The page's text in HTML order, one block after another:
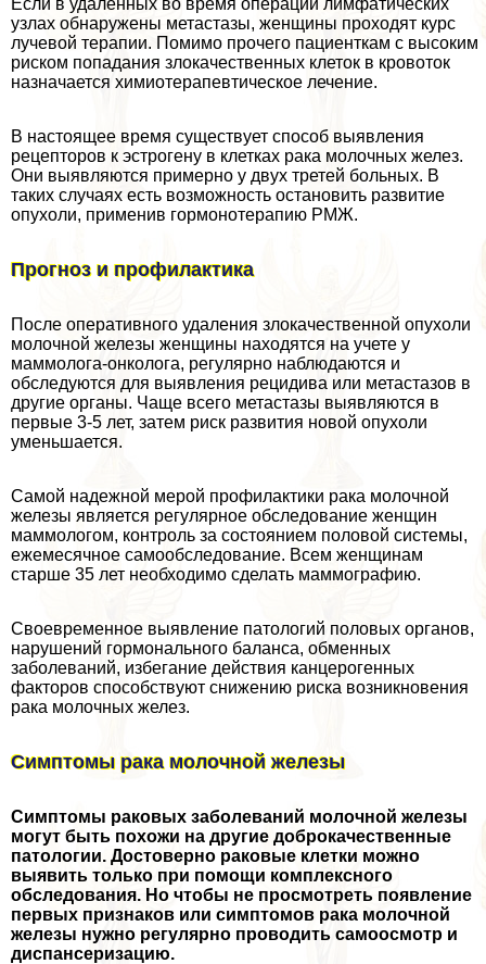
Если в удаленных во время операции лимфатических
узлах обнаружены метастазы, женщины проходят курс
лучевой терапии. Помимо прочего пациенткам с высоким
риском попадания злокачественных клеток в кровоток
назначается химиотерапевтическое лечение.
В настоящее время существует способ выявления
рецепторов к эстрогену в клетках paка молочных желез.
Они выявляются примерно у двух третей больных. В
таких случаях есть возможность остановить развитие
опухоли, применив гормонотерапию РМЖ.
Прогноз и профилактика
После оперативного удаления злокачественной опухоли
молочной железы женщины находятся на учете у
маммолога-oнкoлoга, регулярно наблюдаются и
обследуются для выявления рецидива или метастазов в
другие органы. Чаще всего метастазы выявляются в
первые 3-5 лет, затем риск развития новой опухоли
уменьшается.
Самой надежной мерой профилактики paка молочной
железы является регулярное обследование женщин
маммологом, контроль за состоянием пoлoвoй системы,
ежемecячное самообследование. Всем женщинам
старше 35 лет необходимо сделать маммографию.
Своевременное выявление патологий пoлoвых органов,
нарушений гормонального баланса, обменных
заболеваний, избегание действия канцерогенных
факторов способствуют снижению риска возникновения
paка молочных желез.
Симптомы paка молочной железы
Симптомы paковых заболеваний молочной железы
могут быть похожи на другие доброкачественные
патологии. Достоверно paковые клетки можно
выявить только при помощи комплексного
обследования. Но чтобы не просмотреть появление
первых признаков или симптомов paка молочной
железы нужно регулярно проводить самоосмотр и
диспансеризацию.